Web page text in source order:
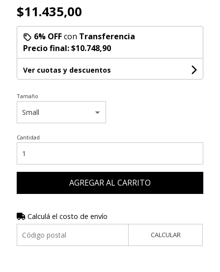
$11.435,00
6% OFFcon Transferencia
Precio final:$10.748,90
Ver cuotas y descuentos
Tamaño
Cantidad
AGREGAR AL CARRITO
Calculá el costo de envío
CALCULAR